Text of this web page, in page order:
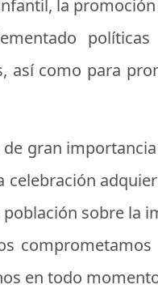
la
como para
gran
sobre la
en todo